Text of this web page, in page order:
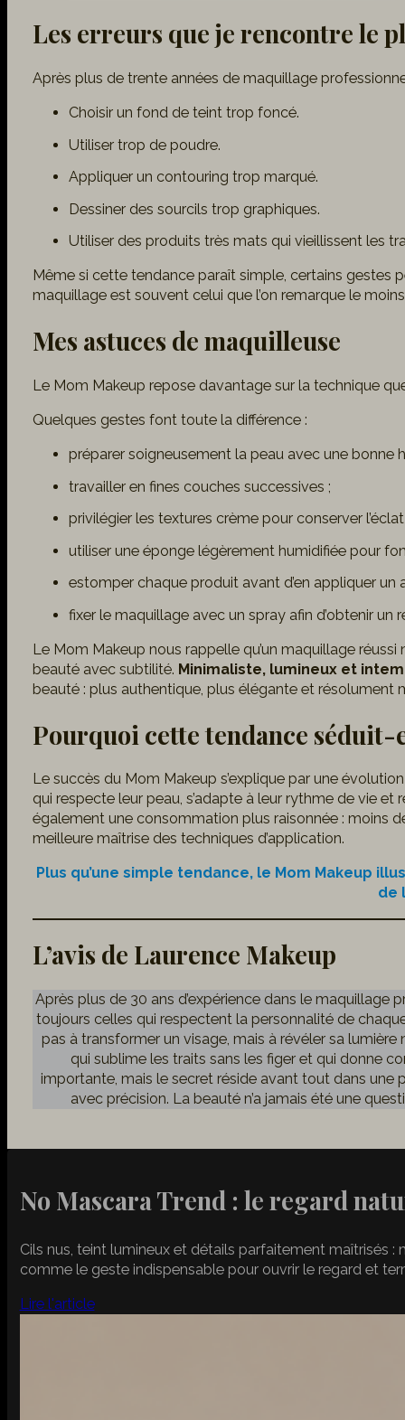
Les erreurs que je rencontre le
Après plus de trente années de maquillage
Choisir un fond de teint trop foncé.
Utiliser trop de poudre.
Appliquer un contouring trop marqué.
Dessiner des sourcils trop graphiques.
Utiliser des produits très mats qui vieillissent les
Même si cette tendance paraît simple, certains gestes
maquillage est souvent celui que l’on remarque le
Mes astuces de maquilleuse
Le Mom Makeup repose davantage sur la technique
Quelques gestes font toute la différence :
préparer soigneusement la peau avec une bonne
travailler en fines couches successives ;
privilégier les textures crème pour conserver
utiliser une éponge légèrement humidifiée pour
estomper chaque produit avant d’en appliquer un
fixer le maquillage avec un spray afin d’obtenir un
Le Mom Makeup nous rappelle qu’un maquillage
beauté avec subtilité. Minimaliste, lumineux et
beauté : plus authentique, plus élégante et résolument
Pourquoi cette tendance séduit-
Le succès du Mom Makeup s’explique par une
qui respecte leur peau, s’adapte à leur rythme de vie
également une consommation plus raisonnée : moins
meilleure maîtrise des techniques d’application.
Plus qu’une simple tendance, le Mom Makeup
de
L’avis de Laurence Makeup
Après plus de 30 ans d’expérience dans le
toujours celles qui respectent la personnalité de
pas à transformer un visage, mais à révéler sa
qui sublime les traits sans les figer et qui donne
importante, mais le secret réside avant tout dans une
avec précision. La beauté n’a jamais été une
No Mascara Trend : le regard
Cils nus, teint lumineux et détails parfaitement maîtrisés
comme le geste indispensable pour ouvrir le regard et
Lire l'article